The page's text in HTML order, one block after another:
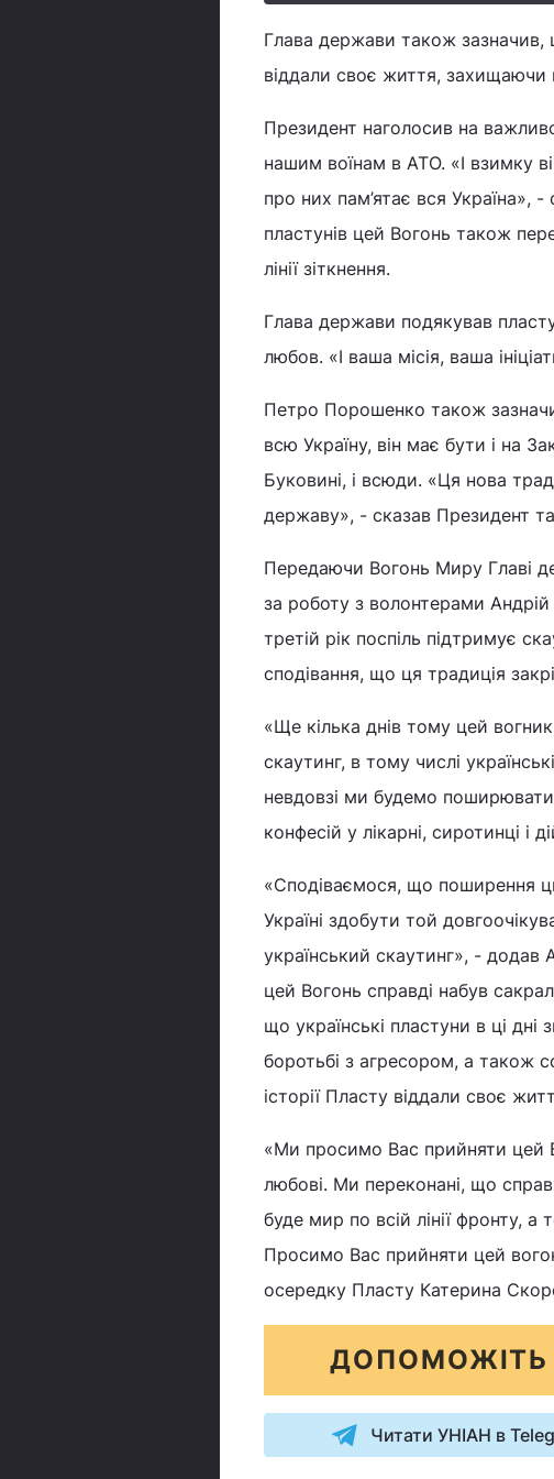
Глава держави також зазначив,
віддали своє життя, захищаючи
Президент наголосив на
нашим воїнам в АТО. «І взимку
про них пам’ятає вся
пластунів цей Вогонь також
лінії зіткнення.
Глава держави подякував
любов. «І ваша місія, ваша
Петро Порошенко також
всю Україну, він має бути і на
Буковині, і всюди. «Ця нова
державу», - сказав Президент
Передаючи Вогонь Миру Главі
за роботу з волонтерами
третій рік поспіль підтримує
сподівання, що ця традиція
«Ще кілька днів тому цей
скаутинг, в тому числі
невдовзі ми будемо поширювати
конфесій у лікарні, сиротинці
«Сподіваємося, що поширення
Україні здобути той
український скаутинг», -
цей Вогонь справді набув
що українські пластуни в ці дні
боротьбі з агресором, а також
історії Пласту віддали своє
«Ми просимо Вас прийняти цей
любові. Ми переконані, що
буде мир по всій лінії фронту, а
Просимо Вас прийняти цей
осередку Пласту Катерина
ДОПОМОЖІТЬ
Читати УНІАН в